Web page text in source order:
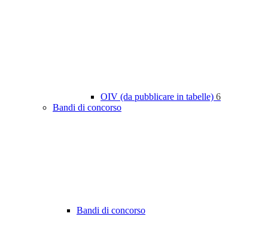
OIV (da pubblicare in tabelle) 6
Bandi di concorso
Bandi di concorso